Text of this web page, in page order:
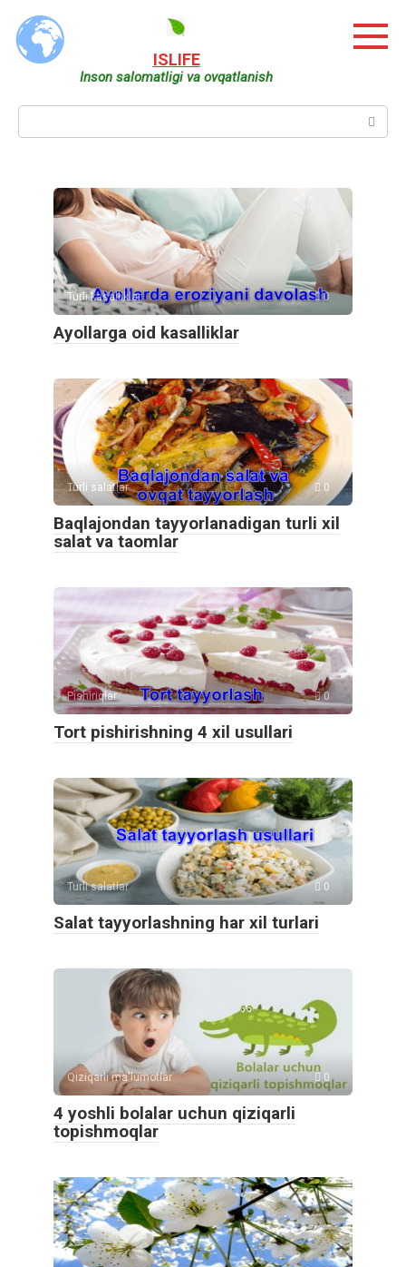
content
ISLIFE
Inson salomatligi va ovqatlanish
Search:
Turli kasalliklar 0
Ayollarga oid kasalliklar
Turli salatlar 0
Baqlajondan tayyorlanadigan turli xil
salat va taomlar
Pishiriqlar 0
Tort pishirishning 4 xil usullari
Turli salatlar 0
Salat tayyorlashning har xil turlari
Qiziqarli ma'lumotlar 0
4 yoshli bolalar uchun qiziqarli
topishmoqlar